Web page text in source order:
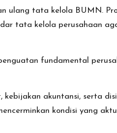
ulang tata kelola BUMN.
tata kelola perusahaan
fundamental
akuntansi, serta
kondisi yang